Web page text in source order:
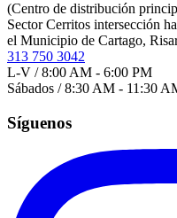
(Centro de distribución
Sector Cerritos intersección
el Municipio de Cartago,
313 750 3042
L-V / 8:00 AM - 6:00 PM
Sábados / 8:30 AM - 11:30
Síguenos